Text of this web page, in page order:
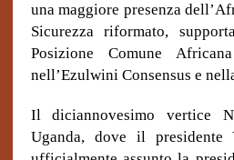
una maggiore presenza
Sicurezza riformato,
Posizione Comune
nell’Ezulwini Consensus e
Il diciannovesimo vertice
Uganda, dove il presidente